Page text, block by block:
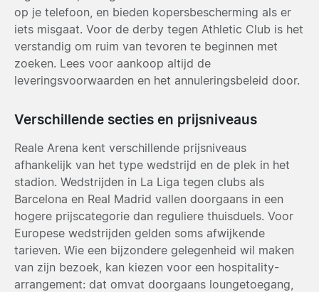
op je telefoon, en bieden kopersbescherming als er
iets misgaat. Voor de derby tegen Athletic Club is het
verstandig om ruim van tevoren te beginnen met
zoeken. Lees voor aankoop altijd de
leveringsvoorwaarden en het annuleringsbeleid door.
Verschillende secties en prijsniveaus
Reale Arena kent verschillende prijsniveaus
afhankelijk van het type wedstrijd en de plek in het
stadion. Wedstrijden in La Liga tegen clubs als
Barcelona en Real Madrid vallen doorgaans in een
hogere prijscategorie dan reguliere thuisduels. Voor
Europese wedstrijden gelden soms afwijkende
tarieven. Wie een bijzondere gelegenheid wil maken
van zijn bezoek, kan kiezen voor een hospitality-
arrangement: dat omvat doorgaans loungetoegang,